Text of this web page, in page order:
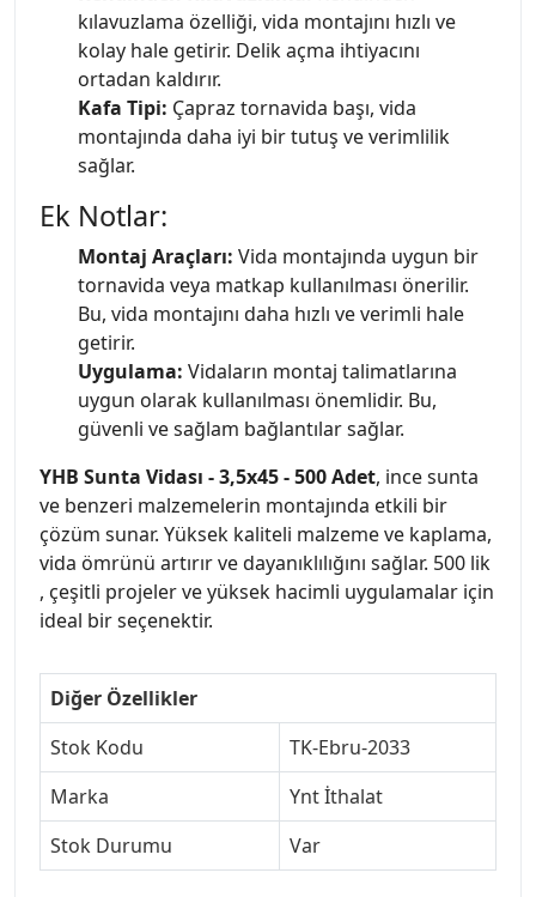
kılavuzlama özelliği, vida montajını hızlı ve
kolay hale getirir. Delik açma ihtiyacını
ortadan kaldırır.
Kafa Tipi: Çapraz tornavida başı, vida
montajında daha iyi bir tutuş ve verimlilik
sağlar.
Ek Notlar:
Montaj Araçları: Vida montajında uygun bir
tornavida veya matkap kullanılması önerilir.
Bu, vida montajını daha hızlı ve verimli hale
getirir.
Uygulama: Vidaların montaj talimatlarına
uygun olarak kullanılması önemlidir. Bu,
güvenli ve sağlam bağlantılar sağlar.
YHB Sunta Vidası - 3,5x45 - 500 Adet, ince sunta
ve benzeri malzemelerin montajında etkili bir
çözüm sunar. Yüksek kaliteli malzeme ve kaplama,
vida ömrünü artırır ve dayanıklılığını sağlar. 500 lik
, çeşitli projeler ve yüksek hacimli uygulamalar için
ideal bir seçenektir.
Diğer Özellikler
Stok Kodu
TK-Ebru-2033
Marka
Ynt İthalat
Stok Durumu
Var